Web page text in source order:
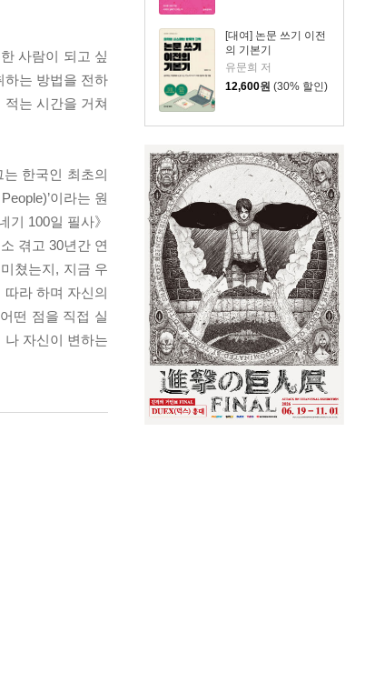
[대여] 논문 쓰기 이전
의 기본기
유문희 저
12,600원 (30% 할인)
사람이 되고 싶
하는 방법을 전하
는 시간을 거쳐
한국인 최초의
이라는 원
100일 필사》
겪고 30년간 연
쳤는지, 지금 우
라 하며 자신의
떤 점을 직접 실
자신이 변하는